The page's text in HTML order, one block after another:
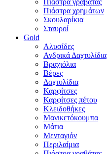
Πιάστρα γραβάτας
Πιάστρα χρημάτων
Σκουλαρίκια
Σταυροί
Gold
Αλυσίδες
Ανδρικά Δαχτυλίδια
Βραχιόλια
Βέρες
Δαχτυλίδια
Καρφίτσες
Καρφίτσες πέτου
Κλειδοθήκες
Μανικετόκουμπα
Μάτια
Μενταγιόν
Περιλαίμια